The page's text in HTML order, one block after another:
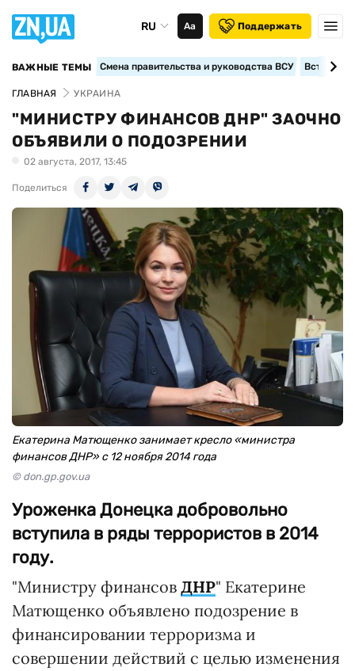
RU Аа Поддержать
ВАЖНЫЕ ТЕМЫ Смена правительства и руководства ВСУ
ГЛАВНАЯ УКРАИНА
"МИНИСТРУ ФИНАНСОВ ДНР" ЗАОЧНО
ОБЪЯВИЛИ О ПОДОЗРЕНИИ
02 августа, 2017, 13:45
Поделиться
Екатерина Матющенко занимает кресло «министра
финансов ДНР» с 12 ноября 2014 года
© don.gp.gov.ua
Уроженка Донецка добровольно
вступила в ряды террористов в 2014
году.
"Министру финансов ДНР" Екатерине
Матющенко объявлено подозрение в
финансировании терроризма и
совершении действий с целью изменения